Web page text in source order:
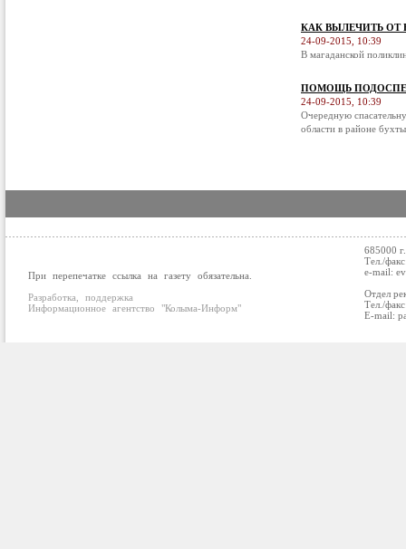
КАК ВЫЛЕЧИТЬ ОТ
24-09-2015, 10:39
В магаданской
ПОМОЩЬ
24-09-2015, 10:39
Очередную
области в районе
При перепечатке ссылка на газету обязательна.
Разработка, поддержка
Информационное агентство "Колыма-Информ"
685000
Тел./
e-mail:
Отдел
Тел./
E-mail: